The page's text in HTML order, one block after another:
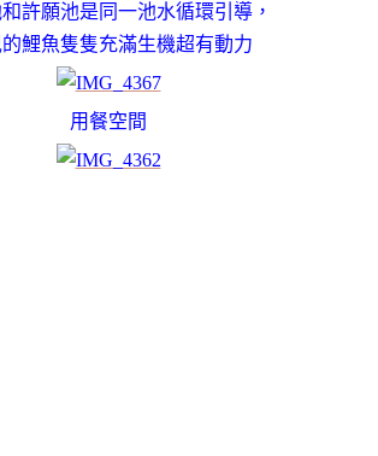
許願池是同一池水循環引導，
鯉魚隻隻充滿生機超有動力
用餐空間